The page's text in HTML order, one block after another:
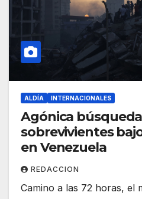
ALDÍA INTERNACIONALES
Agónica
sobrevivientes
en Venezuela
REDACCION
Camino a las 72 horas, el